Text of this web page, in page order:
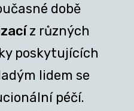
době
z různých
poskytujících
lidem se
péčí.